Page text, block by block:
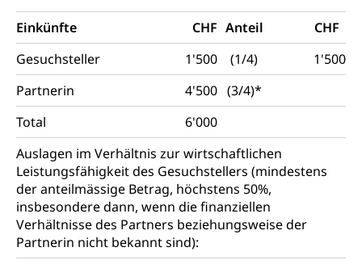
Einkünfte CHF Anteil
CHF
Gesuchsteller
1'500 (1/4)
1'500
Partnerin
4'500 (3/4)*
Total
6'000
Auslagen im Verhältnis zur wirtschaftlichen
Leistungsfähigkeit des Gesuchstellers (mindestens
der anteilmässige Betrag, höchstens 50%,
insbesondere dann, wenn die finanziellen
Verhältnisse des Partners beziehungsweise der
Partnerin nicht bekannt sind):